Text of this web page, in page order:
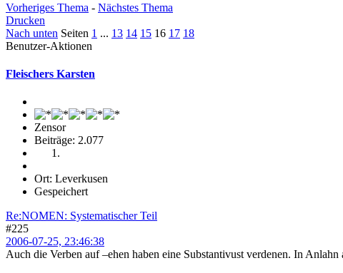
Vorheriges Thema - Nächstes Thema
Drucken
Nach unten Seiten 1 ... 13 14 15 16 17 18
Benutzer-Aktionen
Fleischers Karsten
Zensor
Beiträge: 2.077
Ort: Leverkusen
Gespeichert
Re:NOMEN: Systematischer Teil
#225
2006-07-25, 23:46:38
Auch die Verben auf –ehen haben eine Substantivust verdenen. In Anlahn